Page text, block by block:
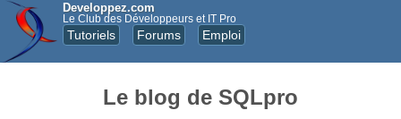
Developpez.com
Le Club des Développeurs et IT Pro
Tutoriels Forums Emploi
Le blog de SQLpro